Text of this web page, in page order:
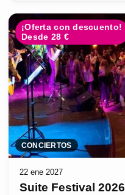
¡Oferta con descuento!
Desde 28 €
CONCIERTOS
22 ene 2027
Suite Festival 2026